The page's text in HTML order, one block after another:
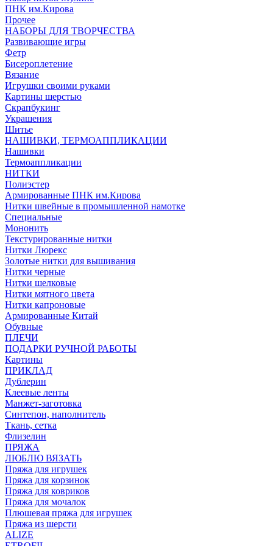
ПНК им.Кирова
Прочее
НАБОРЫ ДЛЯ ТВОРЧЕСТВА
Развивающие игры
Фетр
Бисероплетение
Вязание
Игрушки своими руками
Картины шерстью
Скрапбукинг
Украшения
Шитье
НАШИВКИ, ТЕРМОАППЛИКАЦИИ
Нашивки
Термоаппликации
НИТКИ
Полиэстер
Армированные ПНК им.Кирова
Нитки швейные в промышленной намотке
Специальные
Мононить
Текстурированные нитки
Нитки Люрекс
Золотые нитки для вышивания
Нитки черные
Нитки шелковые
Нитки мятного цвета
Нитки капроновые
Армированные Китай
Обувные
ПЛЕЧИ
ПОДАРКИ РУЧНОЙ РАБОТЫ
Картины
ПРИКЛАД
Дублерин
Клеевые ленты
Манжет-заготовка
Синтепон, наполнитель
Ткань, сетка
Флизелин
ПРЯЖА
ЛЮБЛЮ ВЯЗАТЬ
Пряжа для игрушек
Пряжа для корзинок
Пряжа для ковриков
Пряжа для мочалок
Плюшевая пряжа для игрушек
Пряжа из шерсти
ALIZE